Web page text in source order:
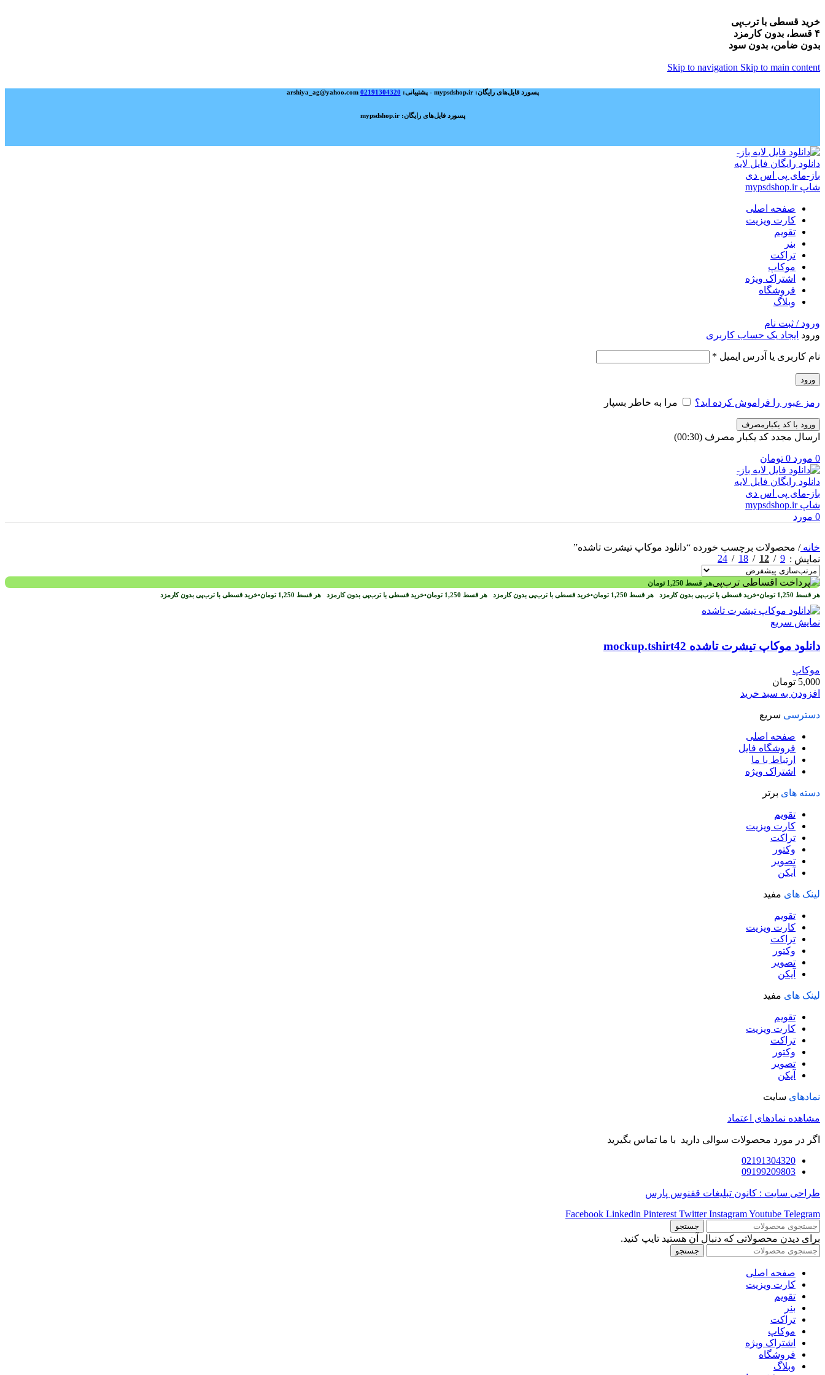
خرید قسطی با ترب‌پی
۴ قسط، بدون کارمزد
بدون ضامن، بدون سود
Skip to navigation Skip to main content
پسورد فایل‌های رایگان: mypsdshop.ir - پشتیبانی: arshiya_ag@yahoo.com 02191304320
پسورد فایل‌های رایگان: mypsdshop.ir
صفحه اصلی
کارت ویزیت
تقویم
بنر
تراکت
موکاپ
اشتراک ویژه
فروشگاه
وبلاگ
ورود / ثبت نام
ورود ایجاد یک حساب کاربری
نام کاربری یا آدرس ایمیل *
ورود
رمز عبور را فراموش کرده اید؟ مرا به خاطر بسپار
ورود با کد یکبارمصرف
ارسال مجدد کد یکبار مصرف (00:
30
)
0 مورد 0 تومان
0 مورد
خانه/ محصولات برچسب خورده “دانلود موکاپ تیشرت تاشده”
نمایش
9
12
18
24
هر قسط 1,250 تومان
هر قسط 1,250 تومان•خرید قسطی با ترب‌پی بدون کارمزد هر قسط 1,250 تومان•خرید قسطی با ترب‌پی بدون کارمزد هر قسط 1,250 تومان•خرید قسطی با ترب‌پی بدون کارمزد هر قسط 1,250 تومان•خرید قسطی با ترب‌پی بدون کارمزد
نمایش سریع
دانلود موکاپ تیشرت تاشده mockup.tshirt42
موکاپ
5,000 تومان
افزودن به سبد خرید
دسترسی سریع
صفحه اصلی
فروشگاه فایل
ارتباط با ما
اشتراک ویژه
دسته های برتر
تقویم
کارت ویزیت
تراکت
وکتور
تصویر
آیکن
لینک های مفید
تقویم
کارت ویزیت
تراکت
وکتور
تصویر
آیکن
لینک های مفید
تقویم
کارت ویزیت
تراکت
وکتور
تصویر
آیکن
نمادهای سایت
مشاهده نمادهای اعتماد
اگر در مورد محصولات سوالی دارید با ما تماس بگیرید
02191304320
09199209803
طراحی سایت : کانون تبلیغات ققنوس پارس
Facebook Linkedin Pinterest Twitter InstagramYoutube Telegram
جستجو
برای دیدن محصولاتی که دنبال آن هستید تایپ کنید.
جستجو
صفحه اصلی
کارت ویزیت
تقویم
بنر
تراکت
موکاپ
اشتراک ویژه
فروشگاه
وبلاگ